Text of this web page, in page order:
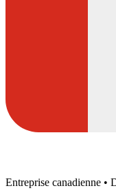
Entreprise canadienne •